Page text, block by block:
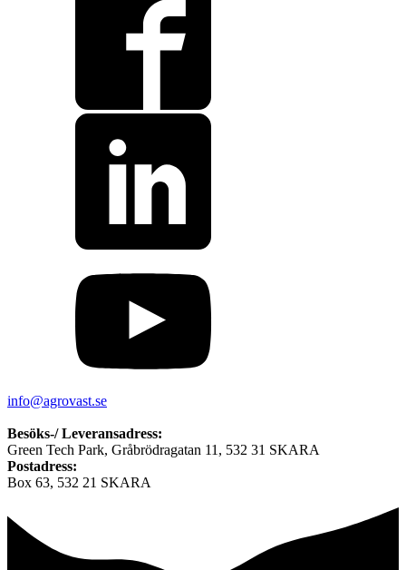
info@agrovast.se
Besöks-/ Leveransadress:
Green Tech Park, Gråbrödragatan 11, 532 31 SKARA
Postadress:
Box 63, 532 21 SKARA